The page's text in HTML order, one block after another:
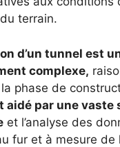
terrain.
d’un tunnel est
complexe,
phase de
aidé par une vaste
et l’analyse des
fur et à mesure de